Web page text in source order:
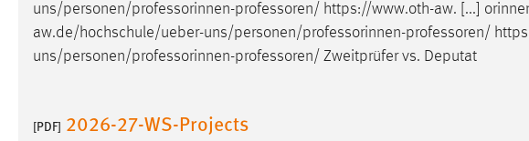
uns/personen/professorinnen-professoren/ https://www.oth-aw. [...]
aw.de/hochschule/ueber-uns/personen/professorinnen-professoren/
uns/personen/professorinnen-professoren/ Zweitprüfer vs. Deputat
[PDF] 2026-27-WS-Projects